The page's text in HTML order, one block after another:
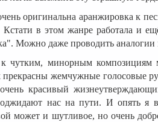
оригинальна аранжировка к
Кстати в этом жанре работала и
Можно даже проводить
чутким, минорным композициям
жемчужные голосовые
красивый
нас на пути. И опять я
может и шутливое, но очень